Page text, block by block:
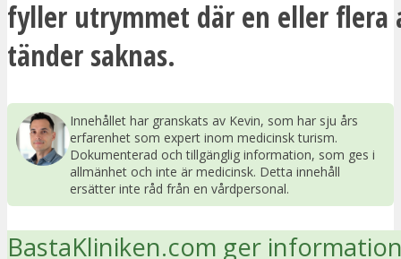
fyller utrymmet där en eller flera
tänder saknas.
Innehållet har granskats av Kevin, som har sju års
erfarenhet som expert inom medicinsk turism.
Dokumenterad och tillgänglig information, som ges i
allmänhet och inte är medicinsk. Detta innehåll
ersätter inte råd från en vårdpersonal.
BastaKliniken.com ger